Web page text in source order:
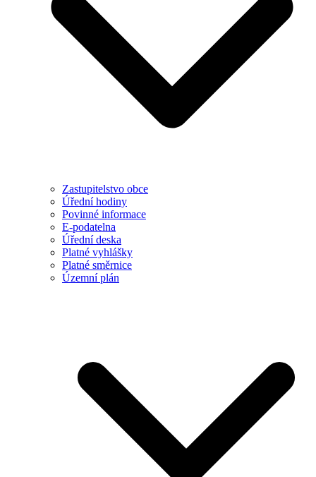
Zastupitelstvo obce
Úřední hodiny
Povinné informace
E-podatelna
Úřední deska
Platné vyhlášky
Platné směrnice
Územní plán